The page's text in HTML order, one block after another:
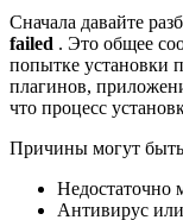
Сначала давайте
failed . Это общее
попытке установки
плагинов,
что процесс
Причины могут
Недостаточно
Антивирус